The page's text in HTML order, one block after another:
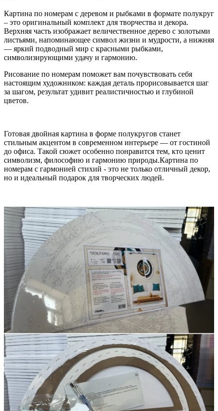
Картина по номерам с деревом и рыбками в формате полукруг
– это оригинальный комплект для творчества и декора.
Верхняя часть изображает величественное дерево с золотыми
листьями, напоминающее символ жизни и мудрости, а нижняя
— яркий подводный мир с красными рыбками,
символизирующими удачу и гармонию.
Рисование по номерам поможет вам почувствовать себя
настоящим художником: каждая деталь прорисовывается шаг
за шагом, результат удивит реалистичностью и глубиной
цветов.
Готовая двойная картина в форме полукругов станет
стильным акцентом в современном интерьере — от гостиной
до офиса. Такой сюжет особенно понравится тем, кто ценит
символизм, философию и гармонию природы.Картина по
номерам с гармонией стихий - это не только отличный декор,
но и идеальный подарок для творческих людей.